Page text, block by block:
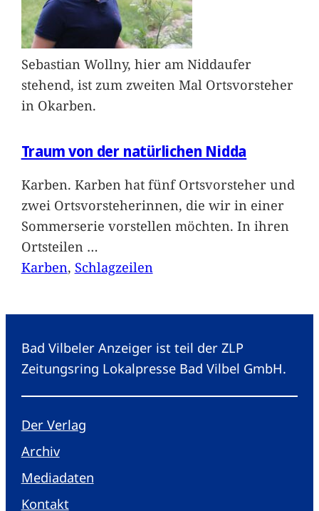
Sebastian Wollny, hier am Niddaufer
stehend, ist zum zweiten Mal Ortsvorsteher
in Okarben.
Traum von der natürlichen Nidda
Karben. Karben hat fünf Ortsvorsteher und
zwei Ortsvorsteherinnen, die wir in einer
Sommerserie vorstellen möchten. In ihren
Ortsteilen …
Karben, Schlagzeilen
Bad Vilbeler Anzeiger ist teil der ZLP
Zeitungsring Lokalpresse Bad Vilbel GmbH.
Der Verlag
Archiv
Mediadaten
Kontakt